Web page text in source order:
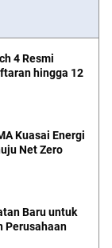
4 Resmi
hingga 12
Kuasai Energi
Net Zero
Baru untuk
Perusahaan